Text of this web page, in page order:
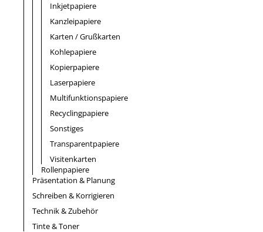
Inkjetpapiere
Kanzleipapiere
Karten / Grußkarten
Kohlepapiere
Kopierpapiere
Laserpapiere
Multifunktionspapiere
Recyclingpapiere
Sonstiges
Transparentpapiere
Visitenkarten
Rollenpapiere
Präsentation & Planung
Schreiben & Korrigieren
Technik & Zubehör
Tinte & Toner